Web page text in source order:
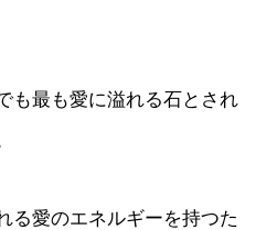
も最も愛に溢れる石とされ
る愛のエネルギーを持つた